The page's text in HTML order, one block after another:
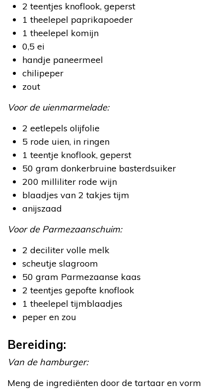
2 teentjes knoflook, geperst
1 theelepel paprikapoeder
1 theelepel komijn
0,5 ei
handje paneermeel
chilipeper
zout
Voor de uienmarmelade:
2 eetlepels olijfolie
5 rode uien, in ringen
1 teentje knoflook, geperst
50 gram donkerbruine basterdsuiker
200 milliliter rode wijn
blaadjes van 2 takjes tijm
anijszaad
Voor de Parmezaanschuim:
2 deciliter volle melk
scheutje slagroom
50 gram Parmezaanse kaas
2 teentjes gepofte knoflook
1 theelepel tijmblaadjes
peper en zou
Bereiding:
Van de hamburger:
Meng de ingrediënten door de tartaar en vorm